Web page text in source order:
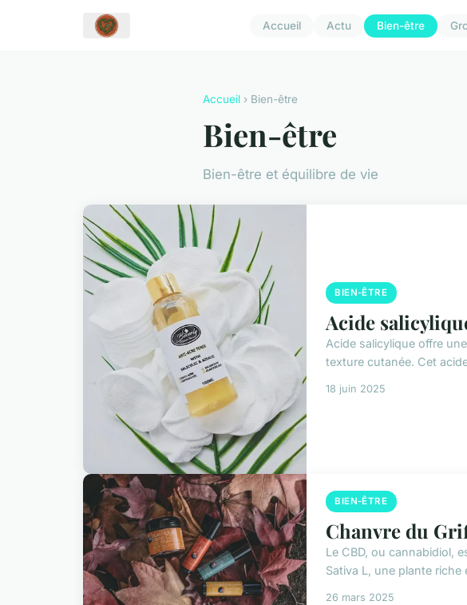
Accueil Actu Bien-être
Accueil › Bien-être
Bien-être
Bien-être et équilibre de vie
BIEN-ÊTRE
Acide
Acide salicylique offre
texture cutanée. Cet
18 juin 2025
BIEN-ÊTRE
Chanvre du
Le CBD, ou cannabidiol,
Sativa L, une plante
26 mars 2025